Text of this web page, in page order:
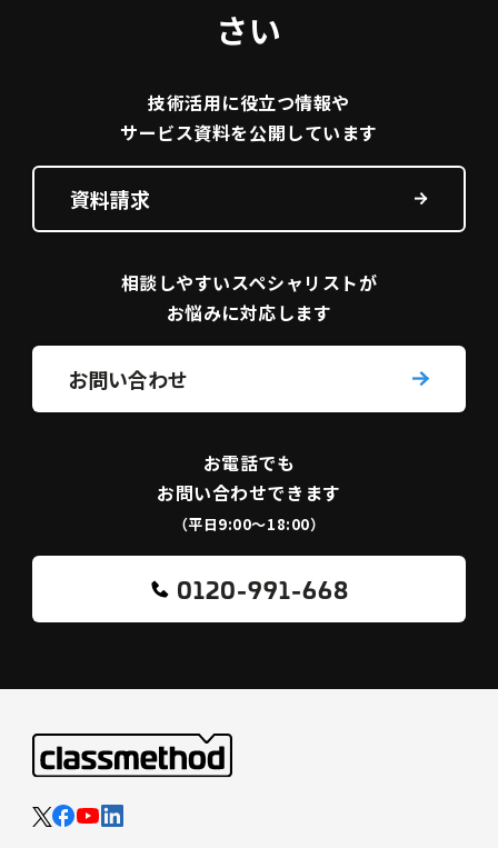
さい
技術活用に役立つ情報や
サービス資料を公開しています
資料請求
相談しやすいスペシャリストが
お悩みに対応します
お問い合わせ
お電話でも
お問い合わせできます
（平日9:00〜18:00）
0120-991-668